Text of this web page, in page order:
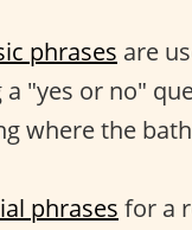
phrases are
"yes or no"
where the
phrases for a